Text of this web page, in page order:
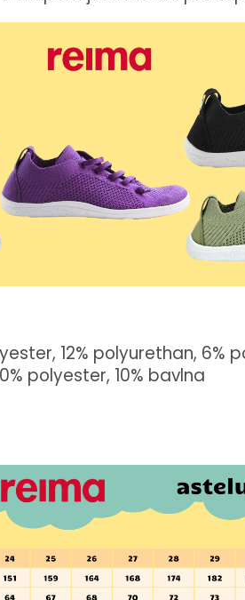
12% polyurethan, 6%
polyester, 10% bavlna